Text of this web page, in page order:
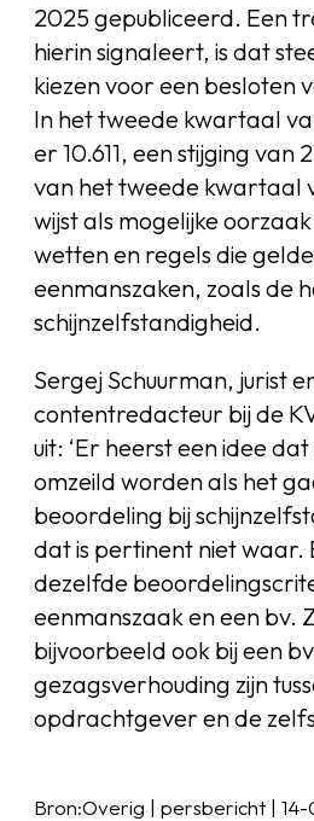
2025 gepubliceerd. Een
hierin signaleert, is dat
kiezen voor een besloten
In het tweede kwartaal
er 10.611, een stijging van
van het tweede kwartaal
wijst als mogelijke
wetten en regels die
eenmanszaken, zoals de
schijnzelfstandigheid.
Sergej Schuurman, jurist
contentredacteur bij de
uit: ‘Er heerst een idee dat
omzeild worden als het
beoordeling bij
dat is pertinent niet waar.
dezelfde
eenmanszaak en een bv.
bijvoorbeeld ook bij een
gezagsverhouding zijn
opdrachtgever en de
Bron:Overig | persbericht | 14-